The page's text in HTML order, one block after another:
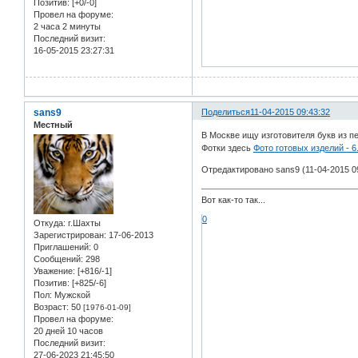
Позитив: [+0/-0]
Провел на форуме:
2 часа 2 минуты
Последний визит:
16-05-2015 23:27:31
Поделиться11-04-2015 09:43:32
sans9
Местный
Откуда: г.Шахты
Зарегистрирован: 17-06-2013
Приглашений: 0
Сообщений: 298
Уважение: [+816/-1]
Позитив: [+825/-6]
Пол: Мужской
Возраст: 50 [1976-01-09]
Провел на форуме:
20 дней 10 часов
Последний визит:
27-06-2023 21:45:50
В Москве ищу изготовителя букв из
Фотки здесьФото готовых изделий - 6.
Отредактировано sans9 (11-04-2015
Вот как-то так...
0